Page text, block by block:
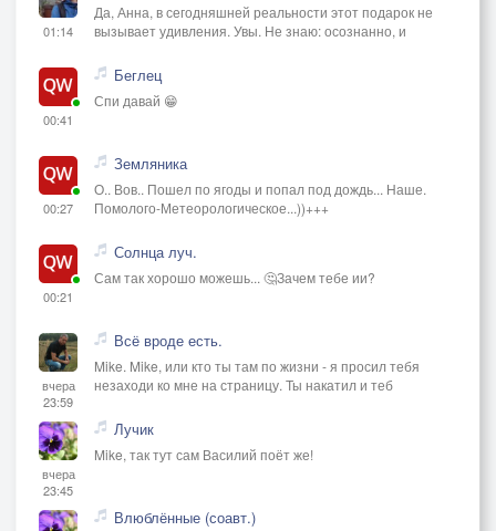
01:14
Да, Анна, в сегодняшней реальности этот подарок не
вызывает удивления. Увы. Не знаю: осознанно, и
00:41
Беглец
Спи давай 😁
00:27
Земляника
О.. Вов.. Пошел по ягоды и попал под дождь... Наше.
Помолого-Метеорологическое...))+++
00:21
Солнца луч.
Сам так хорошо можешь... 🤔Зачем тебе ии?
вчера
23:59
Всё вроде есть.
Mike. Mike, или кто ты там по жизни - я просил тебя
незаходи ко мне на страницу. Ты накатил и теб
вчера
23:45
Лучик
Mike, так тут сам Василий поёт же!
Влюблённые (соавт.)